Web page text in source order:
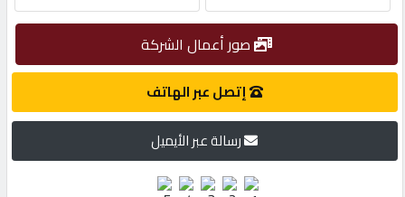
شركات
صور أعمال الشركة
إتصل عبر الهاتف
رسالة عبر الأيميل